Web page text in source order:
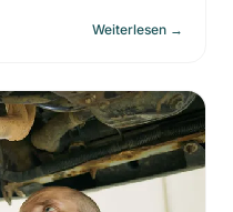
Weiterlesen →